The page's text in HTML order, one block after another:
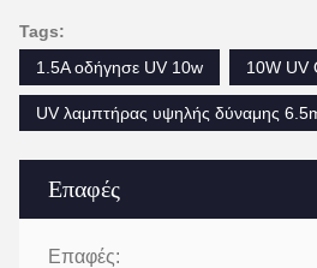
Επαφές
Επαφές:
Tags:
1.5A οδήγησε UV 10w
10W
UV λαμπτήρας υψηλής δύναμης